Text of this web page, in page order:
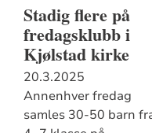
Stadig flere på
fredagsklubb i
Kjølstad kirke
20.3.2025
Annenhver fredag
samles 30-50 barn